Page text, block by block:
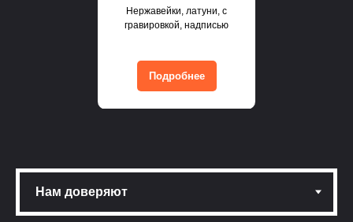
Нержавейки, латуни, с
гравировкой, надписью
Подробнее